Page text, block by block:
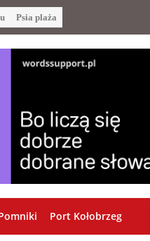
Psia plaża
Port Kołobrzeg